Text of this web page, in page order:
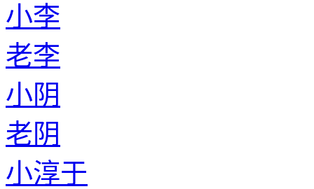
小李
老李
小阴
老阴
小淳于